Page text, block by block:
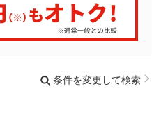
条件を変更して検索